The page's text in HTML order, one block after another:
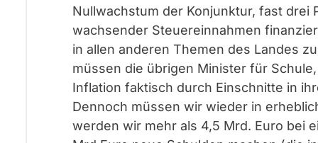
Nullwachstum der Konjunktur, fast
wachsender Steuereinnahmen
in allen anderen Themen des Landes
müssen die übrigen Minister für
Inflation faktisch durch Einschnitte in
Dennoch müssen wir wieder in
werden wir mehr als 4,5 Mrd. Euro bei